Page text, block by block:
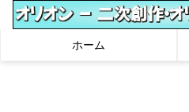
ホーム